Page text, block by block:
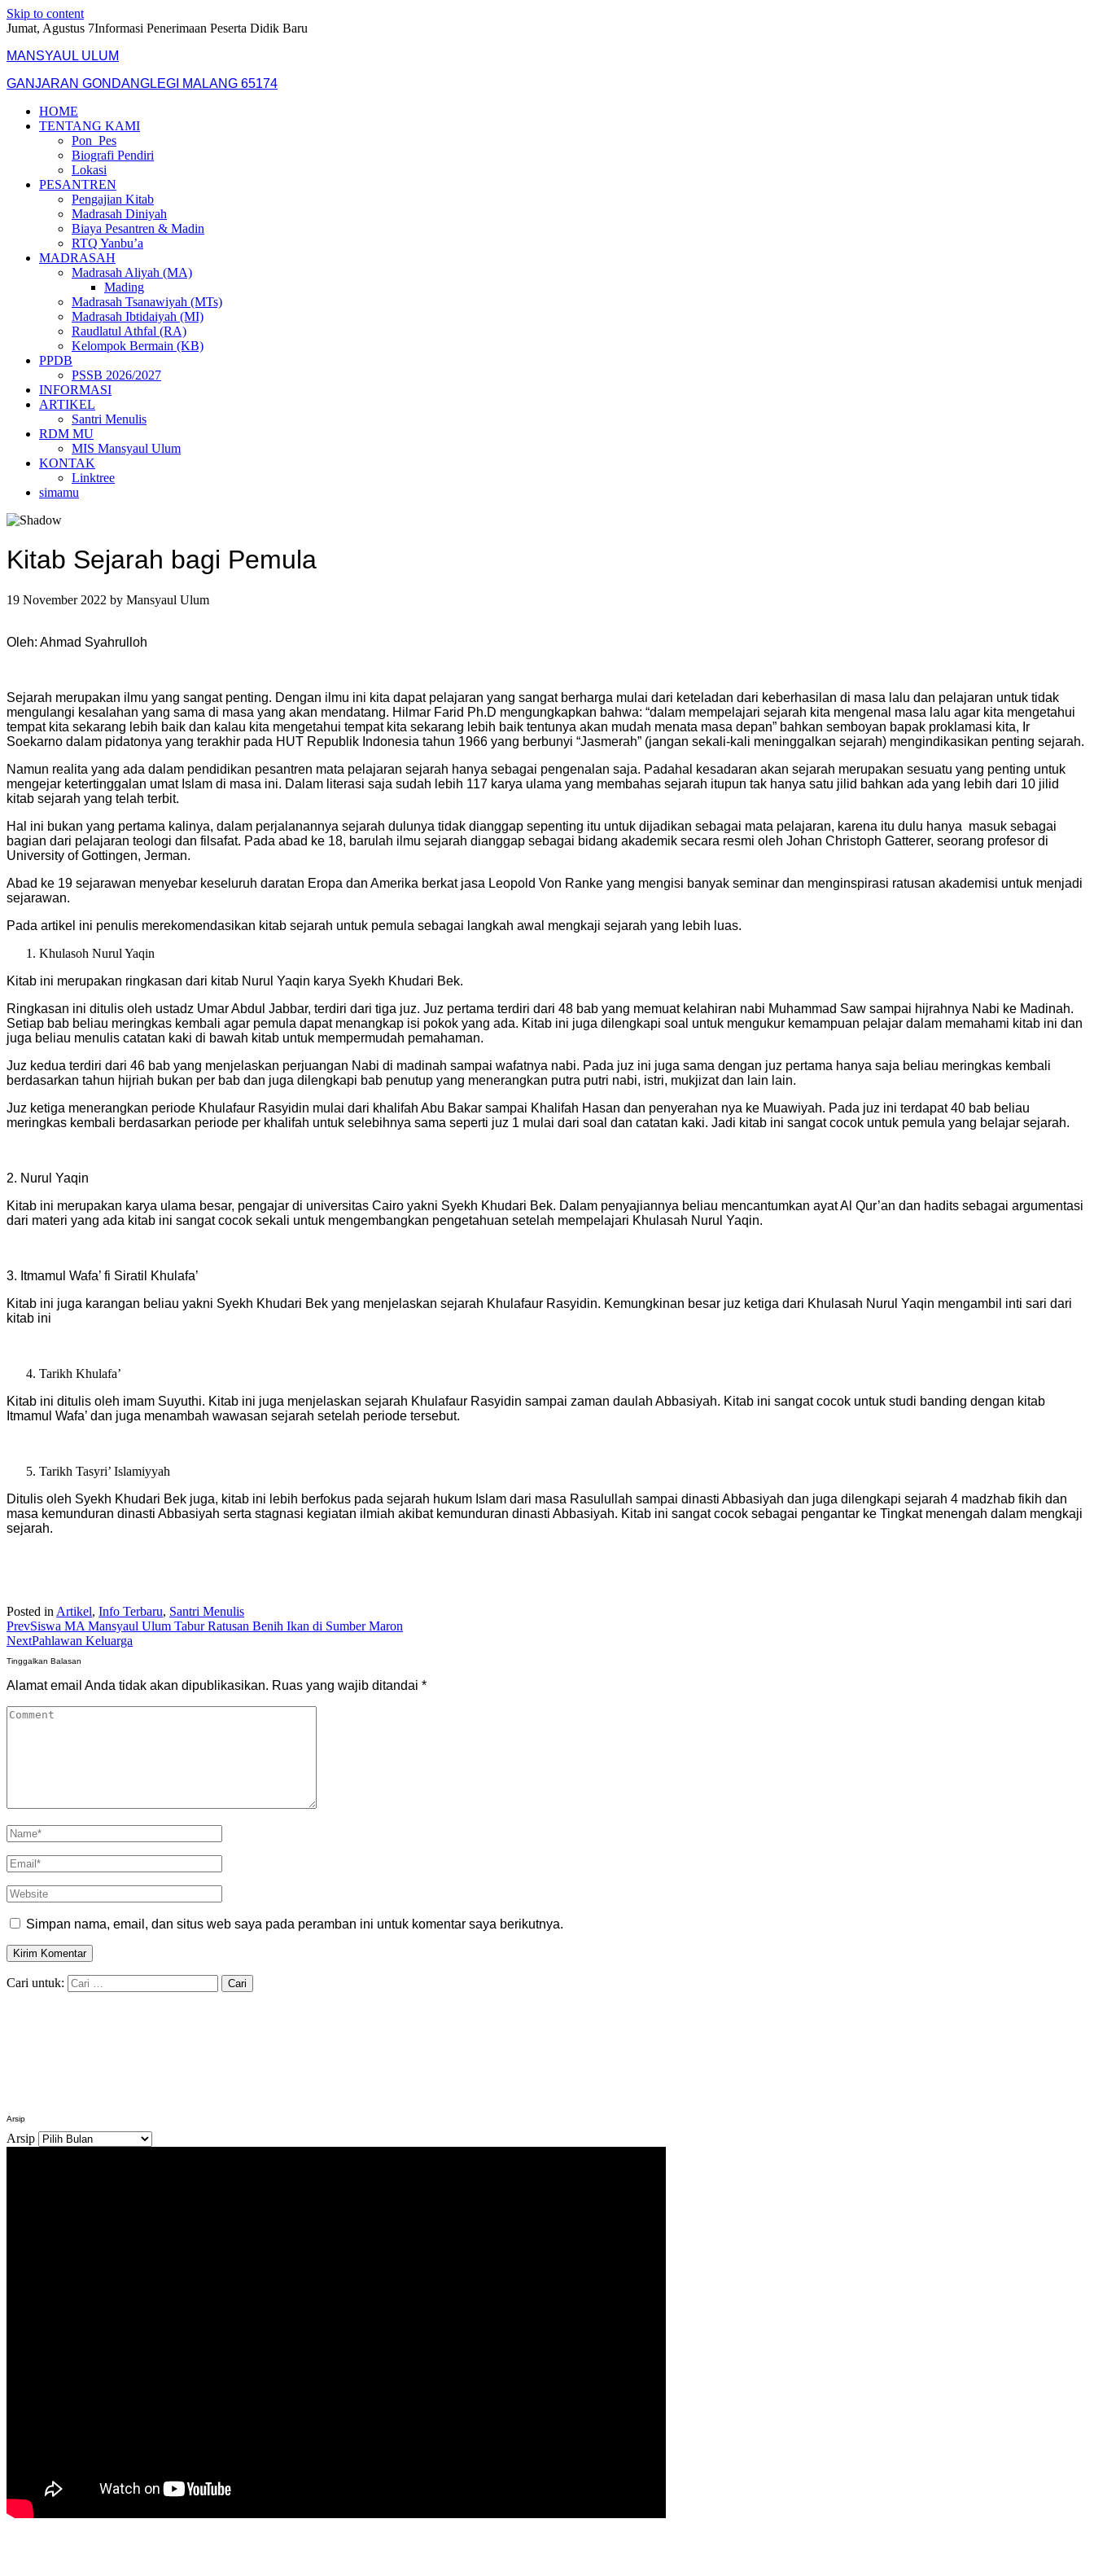
Skip to content
Jumat, Agustus 7Informasi Penerimaan Peserta Didik Baru
MANSYAUL ULUM
GANJARAN GONDANGLEGI MALANG 65174
HOME
TENTANG KAMI
Pon_Pes
Biografi Pendiri
Lokasi
PESANTREN
Pengajian Kitab
Madrasah Diniyah
Biaya Pesantren & Madin
RTQ Yanbu’a
MADRASAH
Madrasah Aliyah (MA)
Mading
Madrasah Tsanawiyah (MTs)
Madrasah Ibtidaiyah (MI)
Raudlatul Athfal (RA)
Kelompok Bermain (KB)
PPDB
PSSB 2026/2027
INFORMASI
ARTIKEL
Santri Menulis
RDM MU
MIS Mansyaul Ulum
KONTAK
Linktree
simamu
Kitab Sejarah bagi Pemula
19 November 2022 by Mansyaul Ulum
Oleh: Ahmad Syahrulloh
Sejarah merupakan ilmu yang sangat penting. Dengan ilmu ini kita dapat pelajaran yang sangat berharga mulai dari keteladan dari keberhasilan di masa lalu dan pelajaran untuk tidak
mengulangi kesalahan yang sama di masa yang akan mendatang. Hilmar Farid Ph.D mengungkapkan bahwa: “dalam mempelajari sejarah kita mengenal masa lalu agar kita mengetahui
tempat kita sekarang lebih baik dan kalau kita mengetahui tempat kita sekarang lebih baik tentunya akan mudah menata masa depan” bahkan semboyan bapak proklamasi kita, Ir
Soekarno dalam pidatonya yang terakhir pada HUT Republik Indonesia tahun 1966 yang berbunyi “Jasmerah” (jangan sekali-kali meninggalkan sejarah) mengindikasikan penting sejarah.
Namun realita yang ada dalam pendidikan pesantren mata pelajaran sejarah hanya sebagai pengenalan saja. Padahal kesadaran akan sejarah merupakan sesuatu yang penting untuk
mengejar ketertinggalan umat Islam di masa ini. Dalam literasi saja sudah lebih 117 karya ulama yang membahas sejarah itupun tak hanya satu jilid bahkan ada yang lebih dari 10 jilid
kitab sejarah yang telah terbit.
Hal ini bukan yang pertama kalinya, dalam perjalanannya sejarah dulunya tidak dianggap sepenting itu untuk dijadikan sebagai mata pelajaran, karena itu dulu hanya masuk sebagai
bagian dari pelajaran teologi dan filsafat. Pada abad ke 18, barulah ilmu sejarah dianggap sebagai bidang akademik secara resmi oleh Johan Christoph Gatterer, seorang profesor di
University of Gottingen, Jerman.
Abad ke 19 sejarawan menyebar keseluruh daratan Eropa dan Amerika berkat jasa Leopold Von Ranke yang mengisi banyak seminar dan menginspirasi ratusan akademisi untuk menjadi
sejarawan.
Pada artikel ini penulis merekomendasikan kitab sejarah untuk pemula sebagai langkah awal mengkaji sejarah yang lebih luas.
Khulasoh Nurul Yaqin
Kitab ini merupakan ringkasan dari kitab Nurul Yaqin karya Syekh Khudari Bek.
Ringkasan ini ditulis oleh ustadz Umar Abdul Jabbar, terdiri dari tiga juz. Juz pertama terdiri dari 48 bab yang memuat kelahiran nabi Muhammad Saw sampai hijrahnya Nabi ke Madinah.
Setiap bab beliau meringkas kembali agar pemula dapat menangkap isi pokok yang ada. Kitab ini juga dilengkapi soal untuk mengukur kemampuan pelajar dalam memahami kitab ini dan
juga beliau menulis catatan kaki di bawah kitab untuk mempermudah pemahaman.
Juz kedua terdiri dari 46 bab yang menjelaskan perjuangan Nabi di madinah sampai wafatnya nabi. Pada juz ini juga sama dengan juz pertama hanya saja beliau meringkas kembali
berdasarkan tahun hijriah bukan per bab dan juga dilengkapi bab penutup yang menerangkan putra putri nabi, istri, mukjizat dan lain lain.
Juz ketiga menerangkan periode Khulafaur Rasyidin mulai dari khalifah Abu Bakar sampai Khalifah Hasan dan penyerahan nya ke Muawiyah. Pada juz ini terdapat 40 bab beliau
meringkas kembali berdasarkan periode per khalifah untuk selebihnya sama seperti juz 1 mulai dari soal dan catatan kaki. Jadi kitab ini sangat cocok untuk pemula yang belajar sejarah.
2. Nurul Yaqin
Kitab ini merupakan karya ulama besar, pengajar di universitas Cairo yakni Syekh Khudari Bek. Dalam penyajiannya beliau mencantumkan ayat Al Qur’an dan hadits sebagai argumentasi
dari materi yang ada kitab ini sangat cocok sekali untuk mengembangkan pengetahuan setelah mempelajari Khulasah Nurul Yaqin.
3. Itmamul Wafa’ fi Siratil Khulafa’
Kitab ini juga karangan beliau yakni Syekh Khudari Bek yang menjelaskan sejarah Khulafaur Rasyidin. Kemungkinan besar juz ketiga dari Khulasah Nurul Yaqin mengambil inti sari dari
kitab ini
Tarikh Khulafa’
Kitab ini ditulis oleh imam Suyuthi. Kitab ini juga menjelaskan sejarah Khulafaur Rasyidin sampai zaman daulah Abbasiyah. Kitab ini sangat cocok untuk studi banding dengan kitab
Itmamul Wafa’ dan juga menambah wawasan sejarah setelah periode tersebut.
Tarikh Tasyri’ Islamiyyah
Ditulis oleh Syekh Khudari Bek juga, kitab ini lebih berfokus pada sejarah hukum Islam dari masa Rasulullah sampai dinasti Abbasiyah dan juga dilengkapi sejarah 4 madzhab fikih dan
masa kemunduran dinasti Abbasiyah serta stagnasi kegiatan ilmiah akibat kemunduran dinasti Abbasiyah. Kitab ini sangat cocok sebagai pengantar ke Tingkat menengah dalam mengkaji
sejarah.
Posted in Artikel, Info Terbaru, Santri Menulis
PrevSiswa MA Mansyaul Ulum Tabur Ratusan Benih Ikan di Sumber Maron
NextPahlawan Keluarga
Tinggalkan Balasan
Alamat email Anda tidak akan dipublikasikan. Ruas yang wajib ditandai *
Simpan nama, email, dan situs web saya pada peramban ini untuk komentar saya berikutnya.
Cari untuk:
Arsip
Arsip